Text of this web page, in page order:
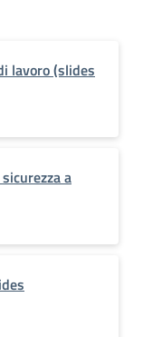
lavoro (slides
a